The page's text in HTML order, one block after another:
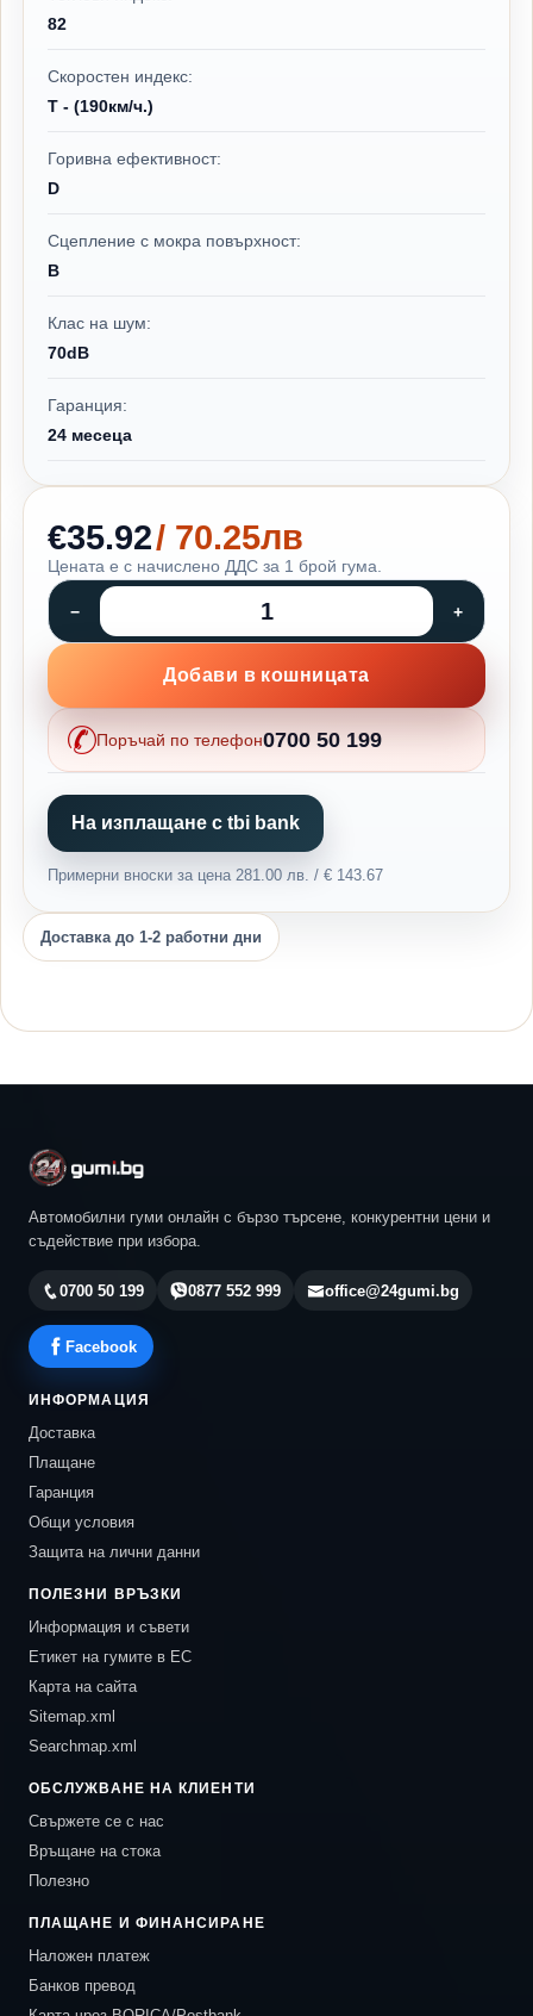
82
Скоростен индекс:
T - (190км/ч.)
Горивна ефективност:
D
Сцепление с мокра повърхност:
B
Клас на шум:
70dB
Гаранция:
24 месеца
€35.92/ 70.25лв
Цената е с начислено ДДС за 1 брой гума.
Добави в кошницата
Поръчай по телефон0700 50 199
На изплащане с tbi bank
Примерни вноски за цена 281.00 лв. / € 143.67
Доставка до 1-2 работни дни
Автомобилни гуми онлайн с бързо търсене, конкурентни цени и
съдействие при избора.
0700 50 199 0877 552 999 office@24gumi.bg
Facebook
ИНФОРМАЦИЯ
Доставка
Плащане
Гаранция
Общи условия
Защита на лични данни
ПОЛЕЗНИ ВРЪЗКИ
Информация и съвети
Етикет на гумите в ЕС
Карта на сайта
Sitemap.xml
Searchmap.xml
ОБСЛУЖВАНЕ НА КЛИЕНТИ
Свържете се с нас
Връщане на стока
Полезно
ПЛАЩАНЕ И ФИНАНСИРАНЕ
Наложен платеж
Банков превод